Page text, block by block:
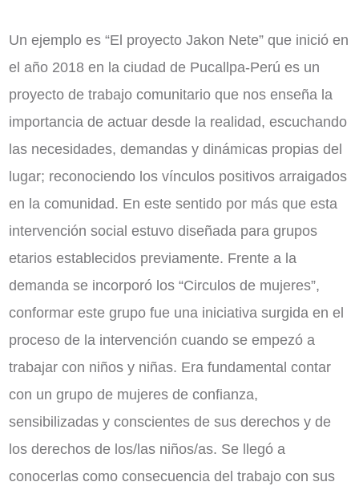
Un ejemplo es “El proyecto Jakon Nete” que inició en
el año 2018 en la ciudad de Pucallpa-Perú es un
proyecto de trabajo comunitario que nos enseña la
importancia de actuar desde la realidad, escuchando
las necesidades, demandas y dinámicas propias del
lugar; reconociendo los vínculos positivos arraigados
en la comunidad. En este sentido por más que esta
intervención social estuvo diseñada para grupos
etarios establecidos previamente. Frente a la
demanda se incorporó los “Circulos de mujeres”,
conformar este grupo fue una iniciativa surgida en el
proceso de la intervención cuando se empezó a
trabajar con niños y niñas. Era fundamental contar
con un grupo de mujeres de confianza,
sensibilizadas y conscientes de sus derechos y de
los derechos de los/las niños/as. Se llegó a
conocerlas como consecuencia del trabajo con sus